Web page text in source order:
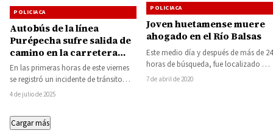
POLICIACA
Autobús de la línea
Purépecha sufre salida de
camino en la carretera
Huetamo-La Eréndira; no
se reportan víctimas
En las primeras horas de este viernes
se registró un incidente de tránsito
sobre la carretera federal Huetamo-
4 de julio de 2025
POLICIACA
Joven huetamense muere
ahogado en el Río Balsas
Este medio día y después de más de 24
horas de búsqueda, fue localizado el
cuerpo de un…
7 de abril de 2020
Cargar más